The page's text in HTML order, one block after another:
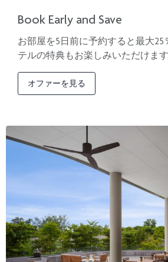
Book Early and Save
お部屋を5日前に予約すると最大25
テルの特典もお楽しみいただけます
オファーを見る